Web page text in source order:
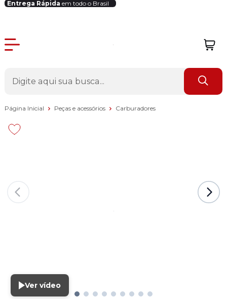
Entrega Rápida em todo o Brasil
Login Revendedor
Página Inicial Peças e acessórios Carburadores
Ver vídeo